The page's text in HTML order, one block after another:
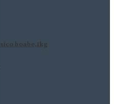
boabe,1kg